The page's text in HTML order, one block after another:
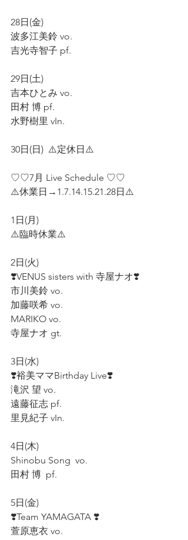
28日(金)
波多江美鈴 vo.
吉光寺智子 pf.
29日(土)
吉本ひとみ vo.
田村 博 pf.
水野樹里 vIn.
30日(日)  ⚠️定休日⚠️
♡♡7月 Live Schedule ♡♡
⚠️休業日→1.7.14.15.21.28日⚠️
1日(月)
⚠️臨時休業⚠️
2日(火)
❣️VENUS sisters with 寺屋ナオ❣️
市川美鈴 vo.
加藤咲希 vo.
MARIKO vo.
寺屋ナオ gt.
3日(水)
❣️裕美ママBirthday Live❣️
滝沢 望 vo.
遠藤征志 pf.
里見紀子 vIn.
4日(木)
Shinobu Song  vo.
田村 博  pf.
5日(金)
❣️Team YAMAGATA ❣️
萱原恵衣 vo.